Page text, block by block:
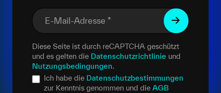
E-Mail-Adresse *
Diese Seite ist durch reCAPTCHA geschützt
und es gelten die Datenschutzrichtlinie und
Nutzungsbedingungen.
Ich habe die Datenschutzbestimmungen
zur Kenntnis genommen und die AGB